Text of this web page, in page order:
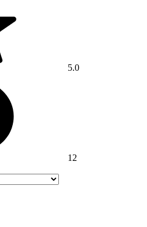
5.0
12